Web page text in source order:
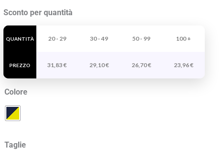
Sconto per quantità
QUANTITÀ
PREZZO
20 - 29 30 - 49 50 - 99 100 +
31,83€ 29,10€ 26,70€ 23,96€
Colore
Taglie
Gilet
Persei
Reversibile
Visibilità
quantità